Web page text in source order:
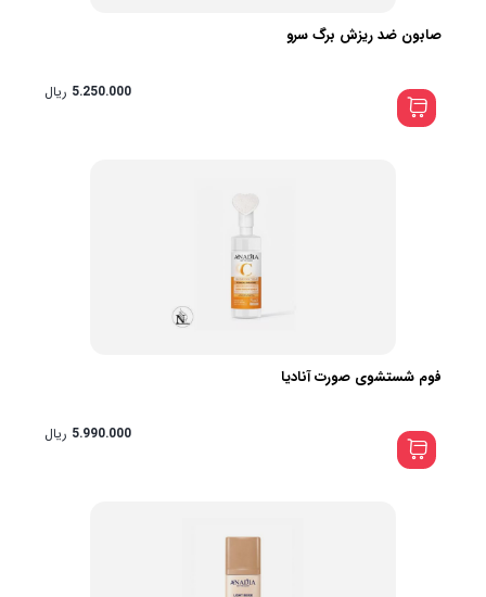
صابون ضد ریزش برگ سرو
5.250.000 ریال
فوم شستشوی صورت آنادیا
5.990.000 ریال